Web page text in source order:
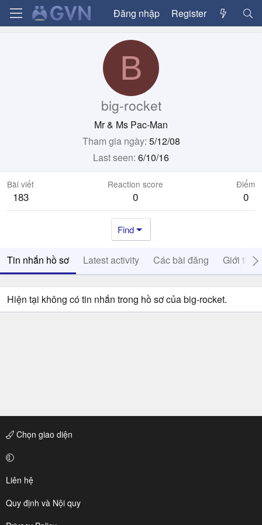
Đăng nhập Register
B
big-rocket
Mr & Ms Pac-Man
Tham gia ngày 5/12/08
Last seen 6/10/16
Bài viết
183
Reaction score
0
Điểm
0
Find
Tin nhắn hồ sơ Latest activity Các bài đăng Giới thiệu
Hiện tại không có tin nhắn trong hồ sơ của big-rocket.
Chọn giao diện
Liên hệ
Quy định và Nội quy